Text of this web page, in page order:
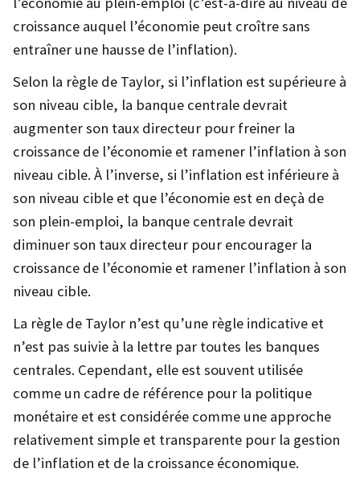
croissance auquel l’économie peut croître sans
entraîner une hausse de l’inflation).
Selon la règle de Taylor, si l’inflation est supérieure à
son niveau cible, la banque centrale devrait
augmenter son taux directeur pour freiner la
croissance de l’économie et ramener l’inflation à son
niveau cible. À l’inverse, si l’inflation est inférieure à
son niveau cible et que l’économie est en deçà de
son plein-emploi, la banque centrale devrait
diminuer son taux directeur pour encourager la
croissance de l’économie et ramener l’inflation à son
niveau cible.
La règle de Taylor n’est qu’une règle indicative et
n’est pas suivie à la lettre par toutes les banques
centrales. Cependant, elle est souvent utilisée
comme un cadre de référence pour la politique
monétaire et est considérée comme une approche
relativement simple et transparente pour la gestion
de l’inflation et de la croissance économique.